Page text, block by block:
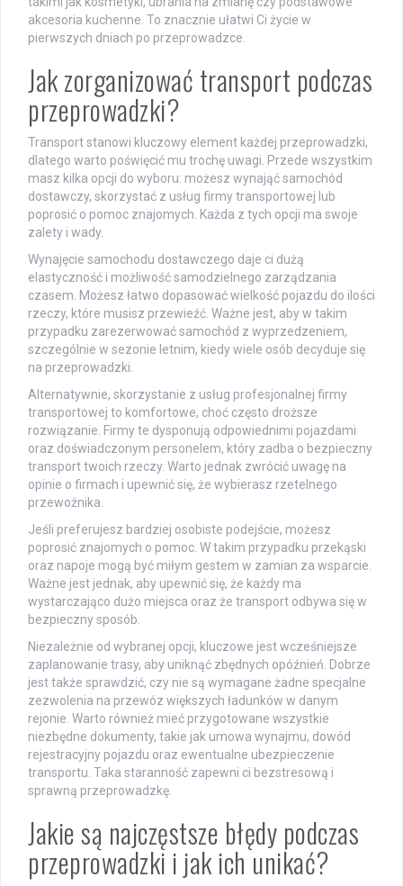
akcesoria kuchenne. To znacznie ułatwi Ci życie w
pierwszych dniach po przeprowadzce.
Jak zorganizować transport podczas
przeprowadzki?
Transport stanowi kluczowy element każdej przeprowadzki,
dlatego warto poświęcić mu trochę uwagi. Przede wszystkim
masz kilka opcji do wyboru: możesz wynająć samochód
dostawczy, skorzystać z usług firmy transportowej lub
poprosić o pomoc znajomych. Każda z tych opcji ma swoje
zalety i wady.
Wynajęcie samochodu dostawczego daje ci dużą
elastyczność i możliwość samodzielnego zarządzania
czasem. Możesz łatwo dopasować wielkość pojazdu do ilości
rzeczy, które musisz przewieźć. Ważne jest, aby w takim
przypadku zarezerwować samochód z wyprzedzeniem,
szczególnie w sezonie letnim, kiedy wiele osób decyduje się
na przeprowadzki.
Alternatywnie, skorzystanie z usług profesjonalnej firmy
transportowej to komfortowe, choć często droższe
rozwiązanie. Firmy te dysponują odpowiednimi pojazdami
oraz doświadczonym personelem, który zadba o bezpieczny
transport twoich rzeczy. Warto jednak zwrócić uwagę na
opinie o firmach i upewnić się, że wybierasz rzetelnego
przewoźnika.
Jeśli preferujesz bardziej osobiste podejście, możesz
poprosić znajomych o pomoc. W takim przypadku przekąski
oraz napoje mogą być miłym gestem w zamian za wsparcie.
Ważne jest jednak, aby upewnić się, że każdy ma
wystarczająco dużo miejsca oraz że transport odbywa się w
bezpieczny sposób.
Niezależnie od wybranej opcji, kluczowe jest wcześniejsze
zaplanowanie trasy, aby uniknąć zbędnych opóźnień. Dobrze
jest także sprawdzić, czy nie są wymagane żadne specjalne
zezwolenia na przewóz większych ładunków w danym
rejonie. Warto również mieć przygotowane wszystkie
niezbędne dokumenty, takie jak umowa wynajmu, dowód
rejestracyjny pojazdu oraz ewentualne ubezpieczenie
transportu. Taka staranność zapewni ci bezstresową i
sprawną przeprowadzkę.
Jakie są najczęstsze błędy podczas
przeprowadzki i jak ich unikać?